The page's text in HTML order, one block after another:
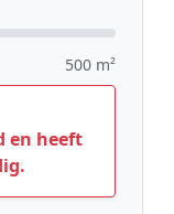
500 m²
en heeft